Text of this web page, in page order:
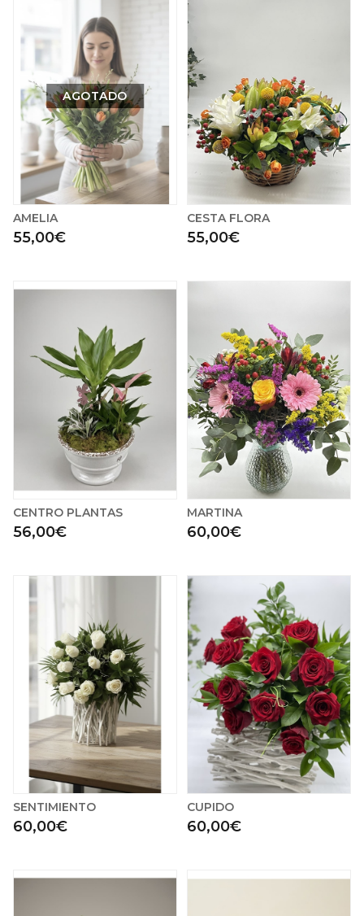
AGOTADO
AMELIA
55,00€
CESTA FLORA
55,00€
CENTRO PLANTAS
56,00€
MARTINA
60,00€
SENTIMIENTO
60,00€
CUPIDO
60,00€